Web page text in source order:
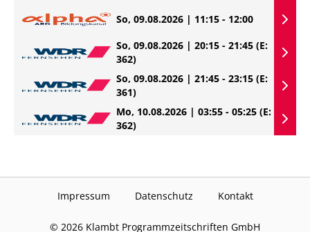
So, 09.08.2026 | 11:15 - 12:00
So, 09.08.2026 | 20:15 - 21:45 (E:
362)
So, 09.08.2026 | 21:45 - 23:15 (E:
361)
Mo, 10.08.2026 | 03:55 - 05:25 (E:
362)
Impressum Datenschutz Kontakt
© 2026 Klambt Programmzeitschriften GmbH